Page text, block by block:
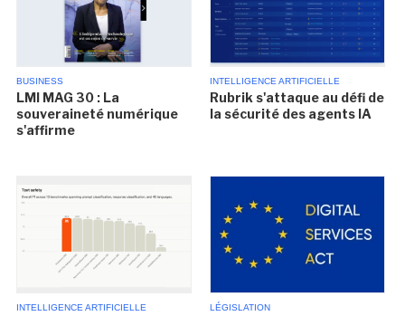
BUSINESS
LMI MAG 30 : La
souveraineté numérique
s'affirme
INTELLIGENCE ARTIFICIELLE
Rubrik s'attaque au défi de
la sécurité des agents IA
INTELLIGENCE ARTIFICIELLE LÉGISLATION